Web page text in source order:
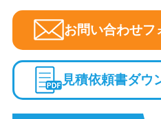
お問い合わせフ
見積依頼書ダウ